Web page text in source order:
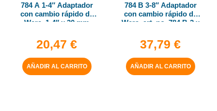
784 A 1-4″ Adaptador
con cambio rápido de
Wera, 1-4″ x 30 mm
20,47 €
AÑADIR AL CARRITO
784 B 3-8″ Adaptador
con cambio rápido de
Wera, art. no. 784 B-2 x
37,79 €
AÑADIR AL CARRITO